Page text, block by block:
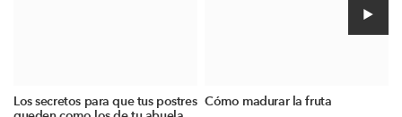
Los secretos para que tus postres Cómo madurar la fruta